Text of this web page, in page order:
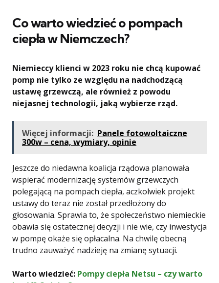
Co warto wiedzieć o pompach
ciepła w Niemczech?
Niemieccy klienci w 2023 roku nie chcą kupować
pomp nie tylko ze względu na nadchodzącą
ustawę grzewczą, ale również z powodu
niejasnej technologii, jaką wybierze rząd.
Więcej informacji: Panele fotowoltaiczne
300w – cena, wymiary, opinie
Jeszcze do niedawna koalicja rządowa planowała
wspierać modernizację systemów grzewczych
polegającą na pompach ciepła, aczkolwiek projekt
ustawy do teraz nie został przedłożony do
głosowania. Sprawia to, że społeczeństwo niemieckie
obawia się ostatecznej decyzji i nie wie, czy inwestycja
w pompę okaże się opłacalna. Na chwilę obecną
trudno zauważyć nadzieję na zmianę sytuacji.
Warto wiedzieć: Pompy ciepła Netsu – czy warto